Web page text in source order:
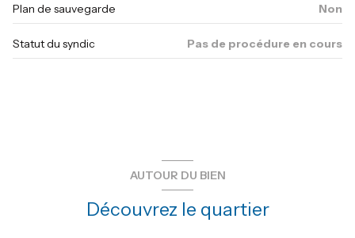
Plan de sauvegarde Non
Statut du syndic Pas de procédure en cours
AUTOUR DU BIEN
Découvrez le quartier